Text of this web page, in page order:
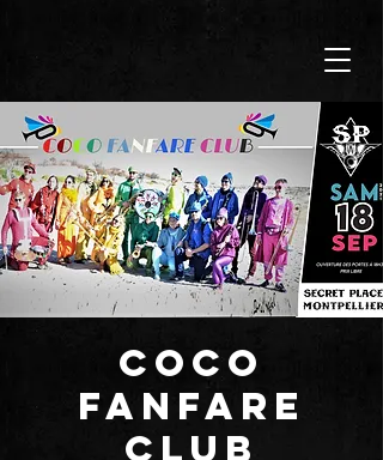
COCO
FANFARE
CLUB